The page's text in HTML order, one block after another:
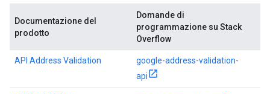
Documentazione del
prodotto
Domande di
programmazione su Stack
Overflow
API Address Validation
google-address-validation-
api